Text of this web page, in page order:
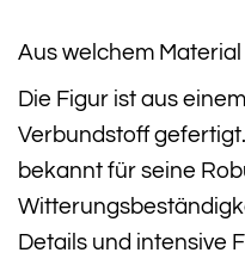
Aus welchem
Die Figur ist aus
Verbundstoff
bekannt für seine
Details und intensive